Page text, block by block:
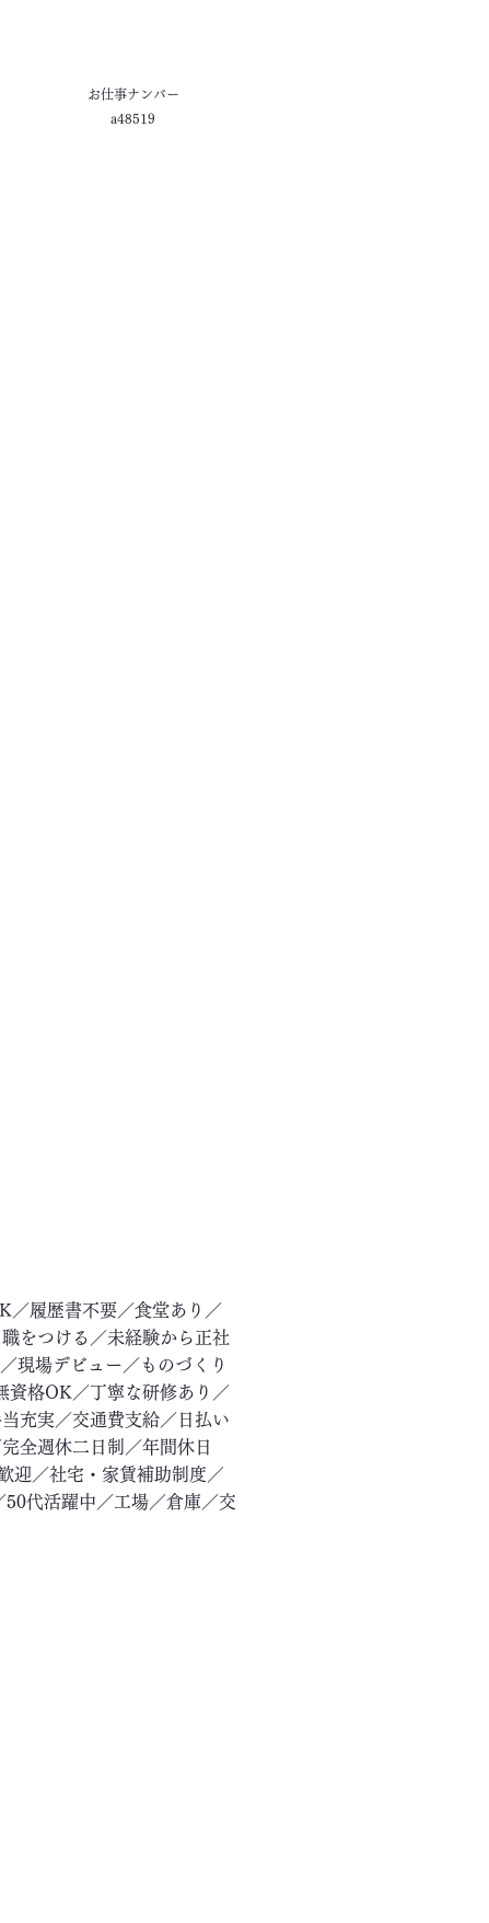
お仕事ナンバー
a48519
／履歴書不要／食堂あり／
をつける／未経験から正社
現場デビュー／ものづくり
資格OK／丁寧な研修あり／
充実／交通費支給／日払い
全週休二日制／年間休日
迎／社宅・家賃補助制度／
代活躍中／工場／倉庫／交